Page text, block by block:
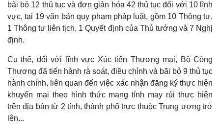
bãi bỏ 12 thủ tục và đơn giản hóa 42 thủ tục đối với 10 lĩnh
vực, tại 19 văn bản quy phạm pháp luật, gồm 10 Thông tư,
1 Thông tư liên tịch, 1 Quyết định của Thủ tướng và 7 Nghị
định.
Cụ thể, đối với lĩnh vực Xúc tiến Thương mại, Bộ Công
Thương đã tiến hành rà soát, điều chỉnh và bãi bỏ 9 thủ tục
hành chính, liên quan đến việc xác nhận đăng ký thực hiện
khuyến mại theo hình thức mang tính may rủi thực hiện
trên địa bàn từ 2 tỉnh, thành phố trực thuộc Trung ương trở
lên...